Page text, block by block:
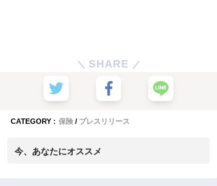
SHARE
CATEGORY : 保険 プレスリリース
今、あなたにオススメ